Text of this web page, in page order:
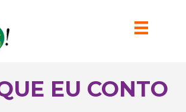
Aberta
EU CONTO